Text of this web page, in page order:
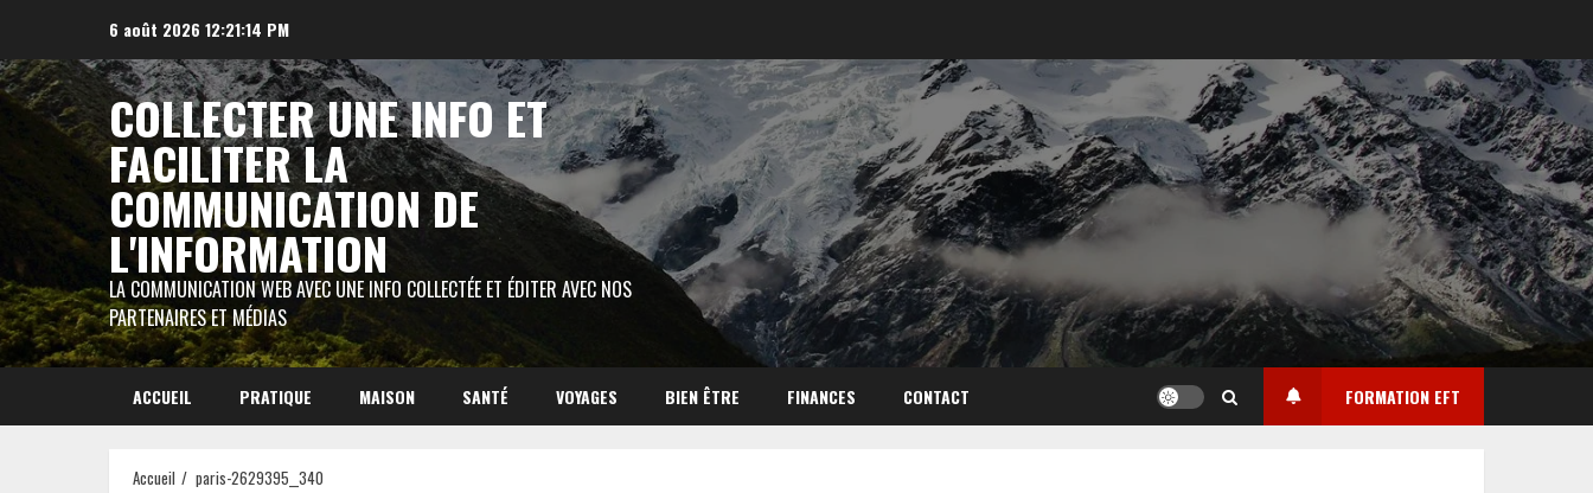
contenu
6 août 2026 12:21:15 PM
COLLECTER UNE INFO ET
FACILITER LA
COMMUNICATION DE
L'INFORMATION
LA COMMUNICATION WEB AVEC UNE INFO COLLECTÉE ET ÉDITER AVEC NOS
PARTENAIRES ET MÉDIAS
ACCUEIL PRATIQUE MAISON SANTÉ VOYAGES BIEN ÊTRE FINANCES CONTACT FORMATION EFT
Accueil paris-2629395__340